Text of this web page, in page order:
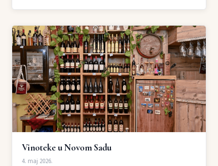
Vinoteke u Novom Sadu
4. maj 2026.